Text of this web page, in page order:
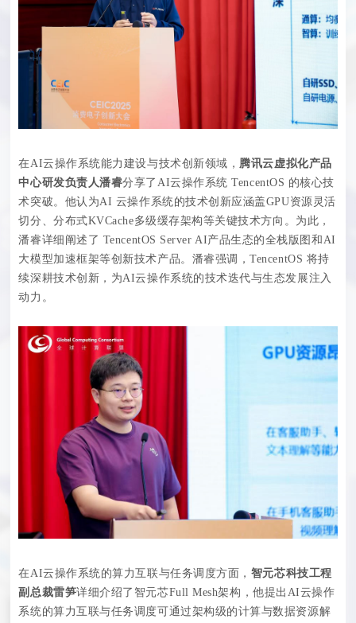
在AI云操作系统能力建设与技术创新领域， 腾讯云虚拟化产品
中心研发负责人潘睿分享了AI云操作系统 TencentOS 的核心技
术突破。他认为AI 云操作系统的技术创新应涵盖GPU资源灵活
切分、分布式KVCache多级缓存架构等关键技术方向。为此，
潘睿详细阐述了 TencentOS Server AI产品生态的全栈版图和AI
大模型加速框架等创新技术产品。潘睿强调，TencentOS 将持
续深耕技术创新，为AI云操作系统的技术迭代与生态发展注入
动力。
在AI云操作系统的算力互联与任务调度方面， 智元芯科技工程
副总裁雷笋详细介绍了智元芯Full Mesh架构，他提出AI云操作
系统的算力互联与任务调度可通过架构级的计算与数据资源解